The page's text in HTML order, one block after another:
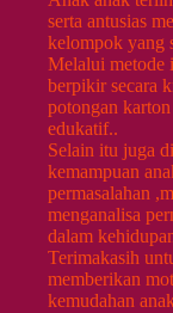
serta antusias
kelompok yang
Melalui metode
berpikir secara
potongan
edukatif..
Selain itu juga
kemampuan
permasalahan
menganalisa
dalam
Terimakasih
memberikan
kemudahan